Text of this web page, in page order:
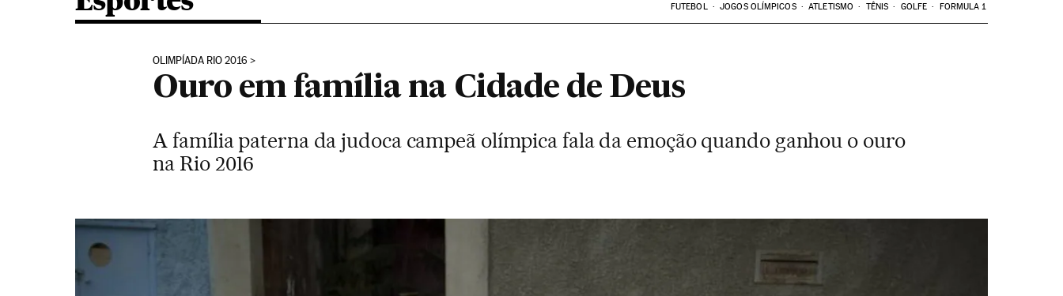
FUTEBOL JOGOS OLÍMPICOS ATLETISMO TÊNIS GOLFE FORMULA 1
OLIMPÍADA RIO 2016
Ouro em família na Cidade de Deus
A família paterna da judoca campeã olímpica fala da emoção quando ganhou o ouro
na Rio 2016